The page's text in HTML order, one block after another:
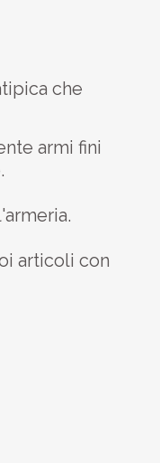
che
armi fini
articoli con